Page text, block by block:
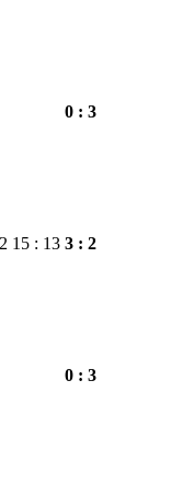
0 : 3
15 : 13 3 : 2
0 : 3